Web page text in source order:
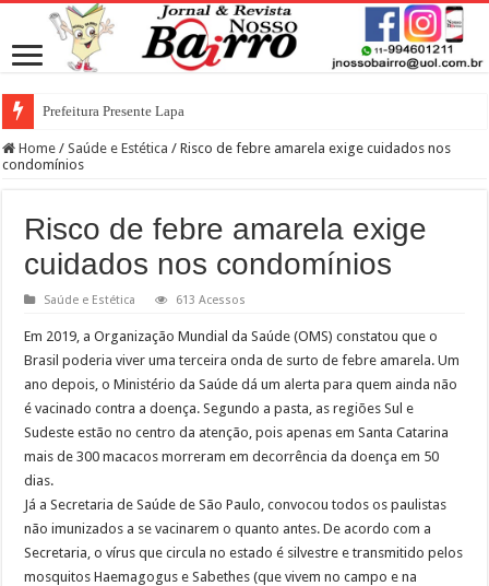
Prefeitura Presente Lapa
Home / Saúde e Estética / Risco de febre amarela exige cuidados nos
condomínios
Risco de febre amarela exige
cuidados nos condomínios
Saúde e Estética 613 Acessos
Em 2019, a Organização Mundial da Saúde (OMS) constatou que o
Brasil poderia viver uma terceira onda de surto de febre amarela. Um
ano depois, o Ministério da Saúde dá um alerta para quem ainda não
é vacinado contra a doença. Segundo a pasta, as regiões Sul e
Sudeste estão no centro da atenção, pois apenas em Santa Catarina
mais de 300 macacos morreram em decorrência da doença em 50
dias.
Já a Secretaria de Saúde de São Paulo, convocou todos os paulistas
não imunizados a se vacinarem o quanto antes. De acordo com a
Secretaria, o vírus que circula no estado é silvestre e transmitido pelos
mosquitos Haemagogus e Sabethes (que vivem no campo e na